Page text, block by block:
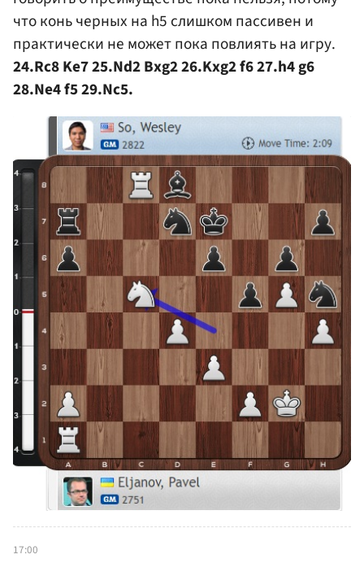
что конь черных на h5 слишком пассивен и
практически не может пока повлиять на игру.
24.Rc8 Ke7 25.Nd2 Bxg2 26.Kxg2 f6 27.h4 g6
28.Ne4 f5 29.Nc5.
17:00